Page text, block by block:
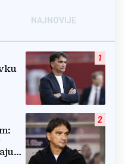
NAJNOVIJE
1
2